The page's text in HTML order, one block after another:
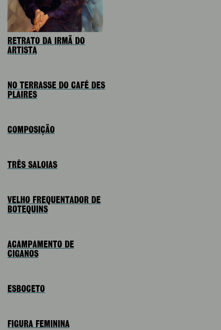
RETRATO DA IRMÃ DO
ARTISTA
NO TERRASSE DO CAFÉ DES
PLAIRES
COMPOSIÇÃO
TRÊS SALOIAS
VELHO FREQUENTADOR DE
BOTEQUINS
ACAMPAMENTO DE
CIGANOS
ESBOCETO
FIGURA FEMININA